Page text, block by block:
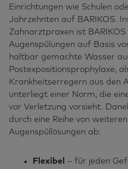
Einrichtungen wie Schulen
Jahrzehnten auf BARIKOS.
Zahnarztpraxen ist
Augenspülungen auf Basis
haltbar gemachte Wasser
Postexpositionsprophylaxe,
Krankheitserregern aus den
unterliegt einer Norm, die
vor Verletzung vorsieht.
durch eine Reihe von
Augenspüllösungen ab:
Flexibel
– für jeden